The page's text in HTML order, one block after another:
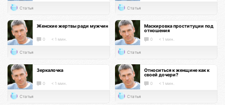
Статья Статья
Женские жертвы ради мужчин
0 < 1 мин.
Статья
Маскировка проституции под
отношения
0 < 1 мин.
Статья
Зеркалочка
0 < 1 мин.
Статья
Относиться к женщине как к
своей дочери?
0 < 1 мин.
Статья